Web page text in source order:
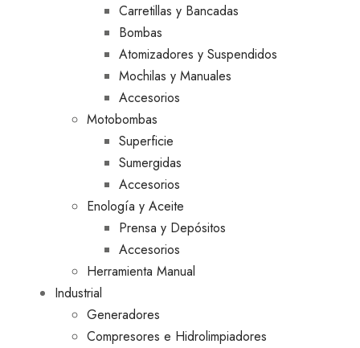
Carretillas y Bancadas
Bombas
Atomizadores y Suspendidos
Mochilas y Manuales
Accesorios
Motobombas
Superficie
Sumergidas
Accesorios
Enología y Aceite
Prensa y Depósitos
Accesorios
Herramienta Manual
Industrial
Generadores
Compresores e Hidrolimpiadores